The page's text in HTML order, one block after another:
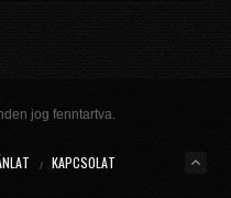
jog fenntartva.
KAPCSOLAT